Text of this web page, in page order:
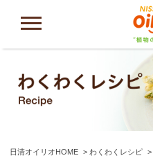
日清オイリオHOME わくわくレシピ